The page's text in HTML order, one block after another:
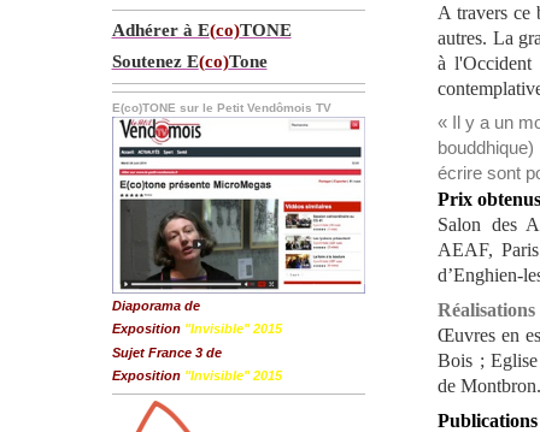
A travers ce
autres. La
à l'Occident
« Il y a un
écrire sont
Prix
Salon des
AEAF,
d’Enghien-
Réalisations
Œuvres en
Bois ;
de
Publications
Adhérer à E(co)TONE
Soutenez E(co)Tone
E(co)TONE sur le Petit Vendômois TV
Diaporama de
Exposition "Invisible" 2015
Sujet France 3 de
Exposition "Invisible" 2015